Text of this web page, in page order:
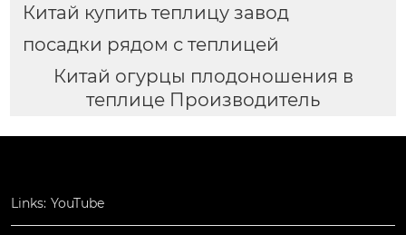
Китай купить теплицу завод
посадки рядом с теплицей
Китай огурцы плодоношения в
теплице Производитель
Links: YouTube